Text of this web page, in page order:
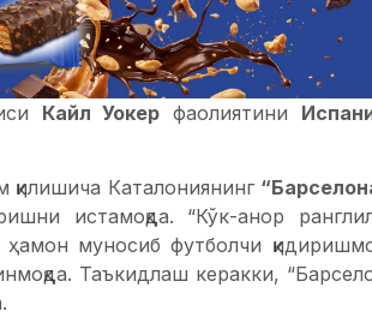
Кайл Уокер фаолиятини
Каталониянинг
истамоқда. “Кўк-анор
ҳамон муносиб футболчи
Таъкидлаш керакки,